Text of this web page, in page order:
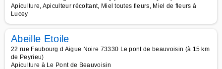
Apiculture, Apiculteur récoltant, Miel toutes fleurs, Miel de fleurs à
Lucey
Abeille Etoile
22 rue Faubourg d Aigue Noire 73330 Le pont de beauvoisin (à 15 km
de Peyrieu)
Apiculture à Le Pont de Beauvoisin